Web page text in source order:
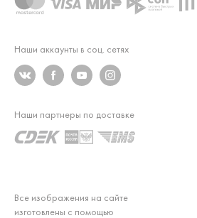
Наши аккаунты в соц. сетях
Все изображения на сайте
изготовлены с помощью
Наши партнеры по доставке